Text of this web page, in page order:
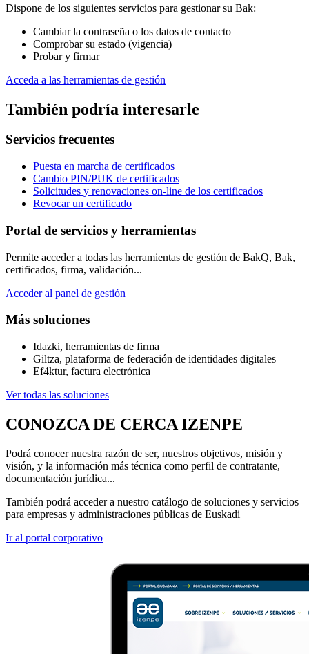
Dispone de los siguientes servicios para gestionar su Bak:
Cambiar la contraseña o los datos de contacto
Comprobar su estado (vigencia)
Probar y firmar
Acceda a las herramientas de gestión
También podría interesarle
Servicios frecuentes
Puesta en marcha de certificados
Cambio PIN/PUK de certificados
Solicitudes y renovaciones on-line de los certificados
Revocar un certificado
Portal de servicios y herramientas
Permite acceder a todas las herramientas de gestión de BakQ, Bak,
certificados, firma, validación...
Acceder al panel de gestión
Más soluciones
Idazki, herramientas de firma
Giltza, plataforma de federación de identidades digitales
Ef4ktur, factura electrónica
Ver todas las soluciones
CONOZCA DE CERCA IZENPE
Podrá conocer nuestra razón de ser, nuestros objetivos, misión y
visión, y la información más técnica como perfil de contratante,
documentación jurídica...
También podrá acceder a nuestro catálogo de soluciones y servicios
para empresas y administraciones públicas de Euskadi
Ir al portal corporativo